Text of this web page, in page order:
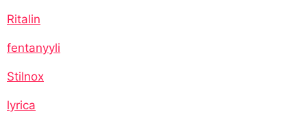
Ritalin
fentanyyli
Stilnox
lyrica